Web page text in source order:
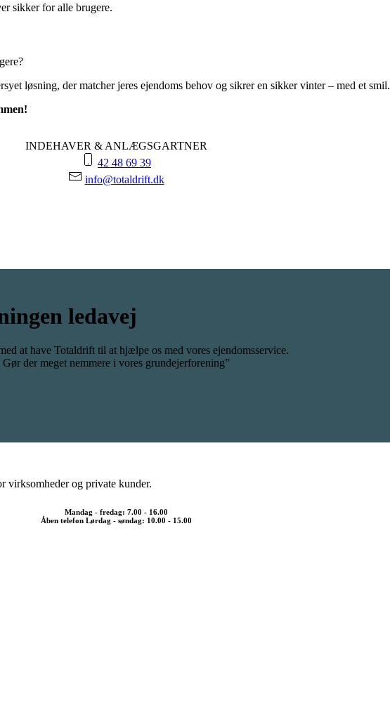
sikker for alle brugere.
løsning, der matcher jeres ejendoms behov og sikrer en sikker vinter – med et smil.
INDEHAVER & ANLÆGSGARTNER
42 48 69 39
info@totaldrift.dk
ledavej
at have Totaldrift til at hjælpe os med vores ejendomsservice.
Gør der meget nemmere i vores grundejerforening”
virksomheder og private kunder.
Mandag - fredag: 7.00 - 16.00
Åben telefon Lørdag - søndag: 10.00 - 15.00